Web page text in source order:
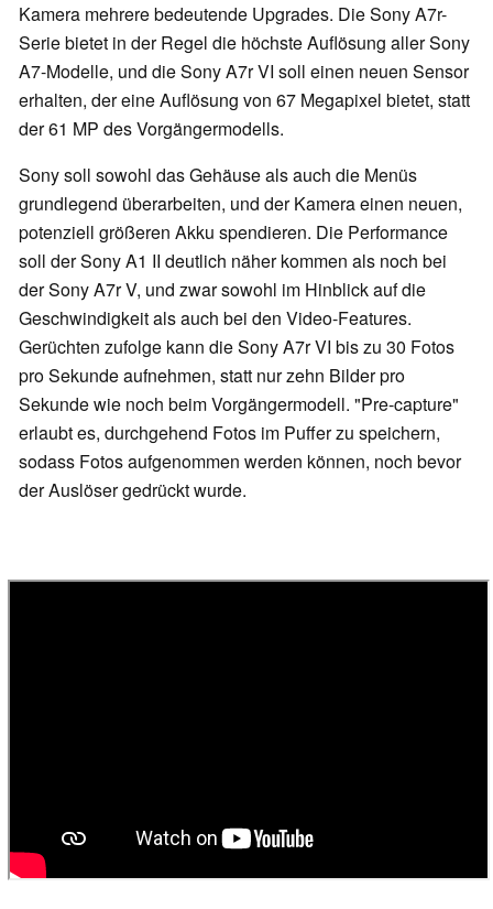
Kamera mehrere bedeutende Upgrades. Die Sony A7r-
Serie bietet in der Regel die höchste Auflösung aller Sony
A7-Modelle, und die Sony A7r VI soll einen neuen Sensor
erhalten, der eine Auflösung von 67 Megapixel bietet, statt
der 61 MP des Vorgängermodells.
Sony soll sowohl das Gehäuse als auch die Menüs
grundlegend überarbeiten, und der Kamera einen neuen,
potenziell größeren Akku spendieren. Die Performance
soll der Sony A1 II deutlich näher kommen als noch bei
der Sony A7r V, und zwar sowohl im Hinblick auf die
Geschwindigkeit als auch bei den Video-Features.
Gerüchten zufolge kann die Sony A7r VI bis zu 30 Fotos
pro Sekunde aufnehmen, statt nur zehn Bilder pro
Sekunde wie noch beim Vorgängermodell. "Pre-capture"
erlaubt es, durchgehend Fotos im Puffer zu speichern,
sodass Fotos aufgenommen werden können, noch bevor
der Auslöser gedrückt wurde.